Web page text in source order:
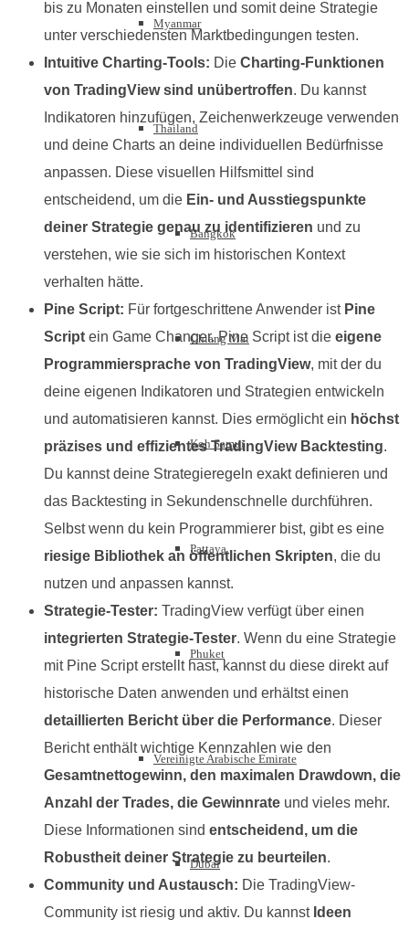
Myanmar
Thailand
Bangkok
Chiang Mai
Koh Samui
Pattaya
Phuket
Vereinigte Arabische Emirate
Dubai
bis zu Monaten einstellen und somit deine Strategie
unter verschiedensten Marktbedingungen testen.
Intuitive Charting-Tools: Die Charting-Funktionen
von TradingView sind unübertroffen. Du kannst
Indikatoren hinzufügen, Zeichenwerkzeuge verwenden
und deine Charts an deine individuellen Bedürfnisse
anpassen. Diese visuellen Hilfsmittel sind
entscheidend, um die Ein- und Ausstiegspunkte
deiner Strategie genau zu identifizieren und zu
verstehen, wie sie sich im historischen Kontext
verhalten hätte.
Pine Script: Für fortgeschrittene Anwender ist Pine
Script ein Game Changer. Pine Script ist die eigene
Programmiersprache von TradingView, mit der du
deine eigenen Indikatoren und Strategien entwickeln
und automatisieren kannst. Dies ermöglicht ein höchst
präzises und effizientes TradingView Backtesting.
Du kannst deine Strategieregeln exakt definieren und
das Backtesting in Sekundenschnelle durchführen.
Selbst wenn du kein Programmierer bist, gibt es eine
riesige Bibliothek an öffentlichen Skripten, die du
nutzen und anpassen kannst.
Strategie-Tester: TradingView verfügt über einen
integrierten Strategie-Tester. Wenn du eine Strategie
mit Pine Script erstellt hast, kannst du diese direkt auf
historische Daten anwenden und erhältst einen
detaillierten Bericht über die Performance. Dieser
Bericht enthält wichtige Kennzahlen wie den
Gesamtnettogewinn, den maximalen Drawdown, die
Anzahl der Trades, die Gewinnrate und vieles mehr.
Diese Informationen sind entscheidend, um die
Robustheit deiner Strategie zu beurteilen.
Community und Austausch: Die TradingView-
Community ist riesig und aktiv. Du kannst Ideen